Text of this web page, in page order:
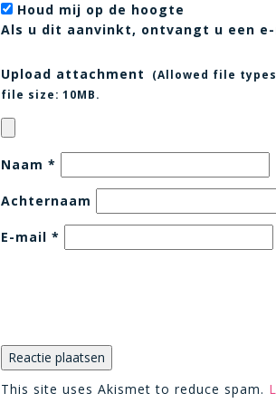
Houd mij op de hoogte
Als u dit aanvinkt, ontvangt u een
Upload attachment (Allowed file
file size: 10MB.
Naam *
Achternaam
E-mail *
This site uses Akismet to reduce spam.